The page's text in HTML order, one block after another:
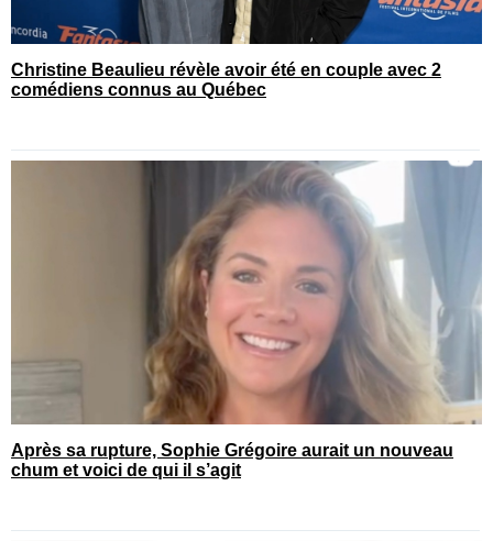
Christine Beaulieu révèle avoir été en couple avec 2
comédiens connus au Québec
Après sa rupture, Sophie Grégoire aurait un nouveau
chum et voici de qui il s’agit